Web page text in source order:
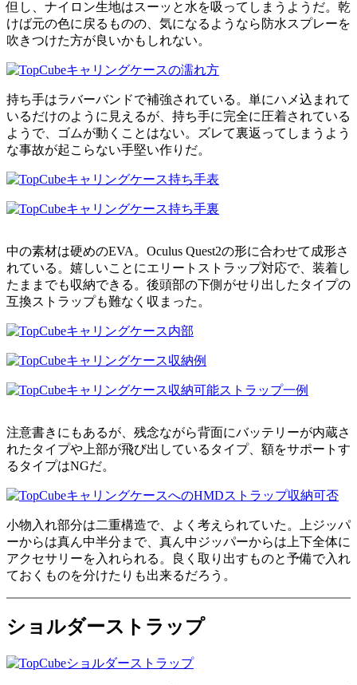
但し、ナイロン生地はスーッと水を吸ってしまうようだ。乾
けば元の色に戻るものの、気になるようなら防水スプレーを
吹きつけた方が良いかもしれない。
持ち手はラバーバンドで補強されている。単にハメ込まれて
いるだけのように見えるが、持ち手に完全に圧着されている
ようで、ゴムが動くことはない。ズレて裏返ってしまうよう
な事故が起こらない手堅い作りだ。
中の素材は硬めのEVA。Oculus Quest2の形に合わせて成形さ
れている。嬉しいことにエリートストラップ対応で、装着し
たままでも収納できる。後頭部の下側がせり出したタイプの
互換ストラップも難なく収まった。
注意書きにもあるが、残念ながら背面にバッテリーが内蔵さ
れたタイプや上部が飛び出しているタイプ、額をサポートす
るタイプはNGだ。
小物入れ部分は二重構造で、よく考えられていた。上ジッパ
ーからは真ん中半分まで、真ん中ジッパーからは上下全体に
アクセサリーを入れられる。良く取り出すものと予備で入れ
ておくものを分けたりも出来るだろう。
ショルダーストラップ